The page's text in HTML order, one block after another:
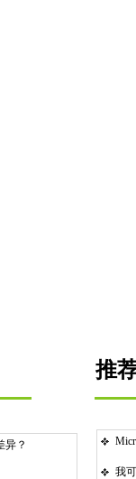
推
我
异？